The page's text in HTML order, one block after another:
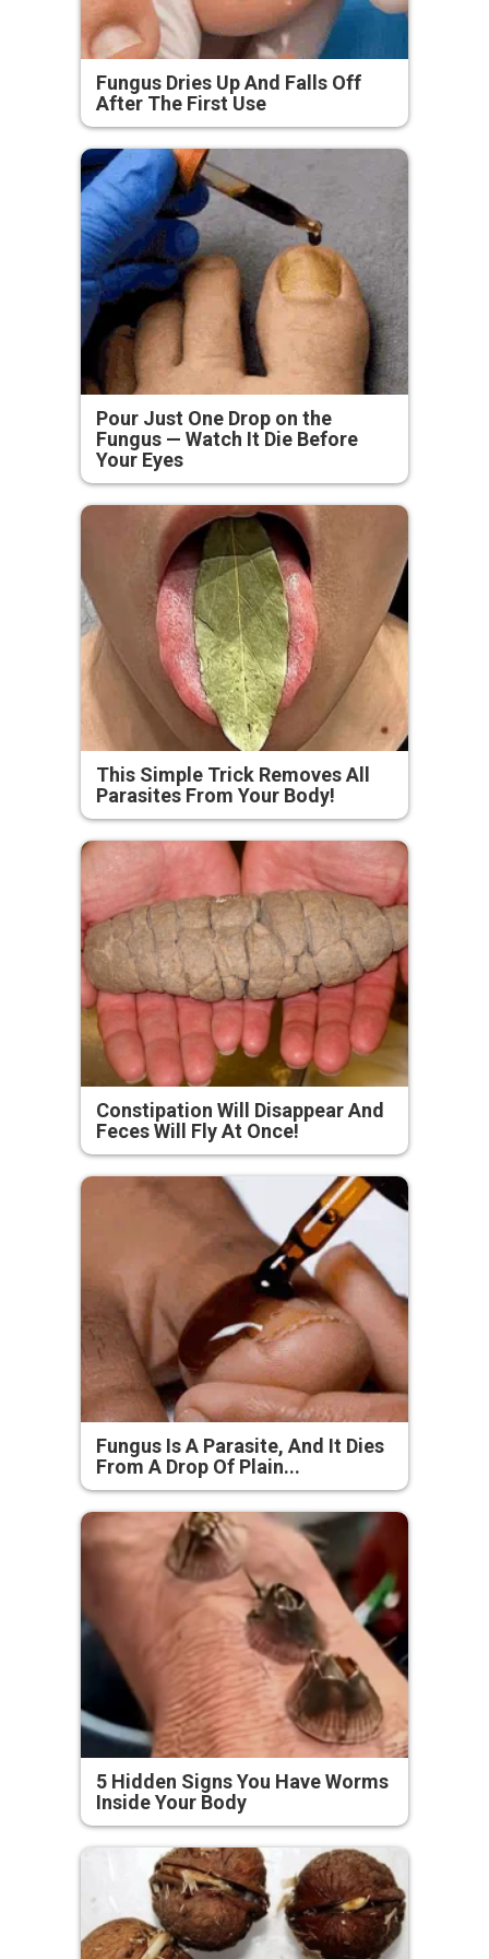
Fungus Dries Up And Falls Off
After The First Use
Pour Just One Drop on the
Fungus — Watch It Die Before
Your Eyes
This Simple Trick Removes All
Parasites From Your Body!
Constipation Will Disappear And
Feces Will Fly At Once!
Fungus Is A Parasite, And It Dies
From A Drop Of Plain...
5 Hidden Signs You Have Worms
Inside Your Body